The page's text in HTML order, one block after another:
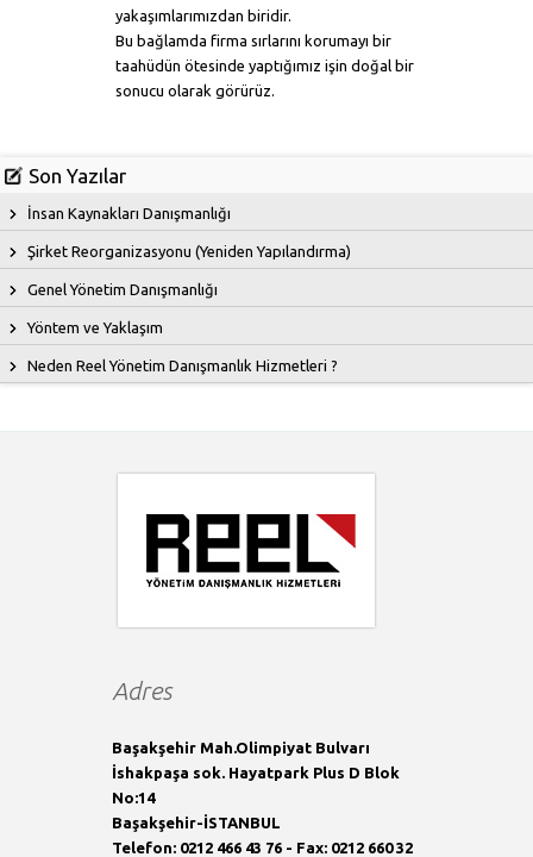
yakaşımlarımızdan biridir.
Bu bağlamda firma sırlarını korumayı bir
taahüdün ötesinde yaptığımız işin doğal bir
sonucu olarak görürüz.
Son Yazılar
İnsan Kaynakları Danışmanlığı
Şirket Reorganizasyonu (Yeniden Yapılandırma)
Genel Yönetim Danışmanlığı
Yöntem ve Yaklaşım
Neden Reel Yönetim Danışmanlık Hizmetleri ?
Adres
Başakşehir Mah.Olimpiyat Bulvarı
İshakpaşa sok. Hayatpark Plus D Blok
No:14
Başakşehir-İSTANBUL
Telefon: 0212 466 43 76 - Fax: 0212 660 32